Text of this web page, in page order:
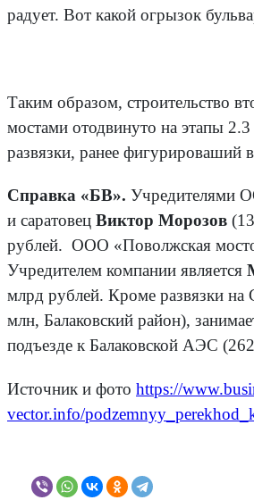
радует. Вот какой огрызок
Таким образом, строительство
мостами отодвинуто на этапы
развязки, ранее фигурироваший
Справка «БВ». Учредителями
и саратовец Виктор Морозов
рублей. ООО «Поволжская
Учредителем компании является
млрд рублей. Кроме развязки на
млн, Балаковский район),
подъезде к Балаковской АЭС
Источник и фото https://
vector.info/